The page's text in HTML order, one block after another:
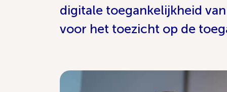
digitale toegankelijkheid
voor het toezicht op de